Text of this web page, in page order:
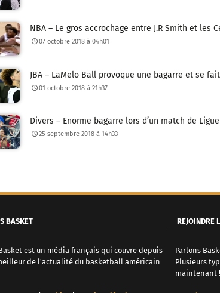
NBA – Le gros accrochage entre J.R Smith et les
07 octobre 2018 à 04h01
JBA – LaMelo Ball provoque une bagarre et se
01 octobre 2018 à 21h37
Divers – Enorme bagarre lors d’un match de
25 septembre 2018 à 14h33
BASKET
est un média français qui couvre depuis
de l'actualité du basketball américain
REJOINDRE
Parlons
Plusieurs
maintenant !